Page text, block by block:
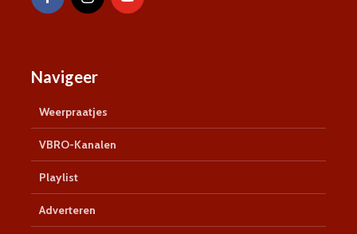
Navigeer
Weerpraatjes
VBRO-Kanalen
Playlist
Adverteren